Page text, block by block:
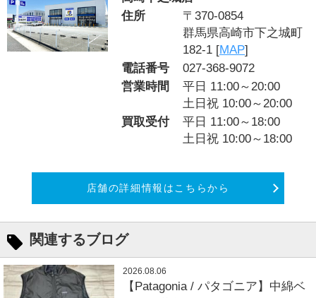
住所
〒370-0854
群馬県高崎市下之城町
182-1 [MAP]
電話番号
027-368-9072
営業時間
平日 11:00～20:00
土日祝 10:00～20:00
買取受付
平日 11:00～18:00
土日祝 10:00～18:00
店舗の詳細情報はこちらから
関連するブログ
2026.08.06
【Patagonia / パタゴニア】中綿ベ